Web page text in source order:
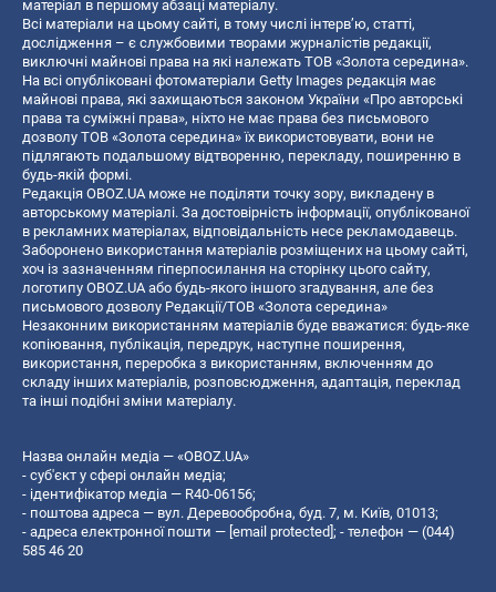
матеріал в першому абзаці матеріалу.
Всі матеріали на цьому сайті, в тому числі інтерв’ю, статті,
дослідження – є службовими творами журналістів редакції,
виключні майнові права на які належать ТОВ «Золота середина».
На всі опубліковані фотоматеріали Getty Images редакція має
майнові права, які захищаються законом України «Про авторські
права та суміжні права», ніхто не має права без письмового
дозволу ТОВ «Золота середина» їх використовувати, вони не
підлягають подальшому відтворенню, перекладу, поширенню в
будь-якій формі.
Редакція OBOZ.UA може не поділяти точку зору, викладену в
авторському матеріалі. За достовірність інформації, опублікованої
в рекламних матеріалах, відповідальність несе рекламодавець.
Заборонено використання матеріалів розміщених на цьому сайті,
хоч із зазначенням гіперпосилання на сторінку цього сайту,
логотипу OBOZ.UA або будь-якого іншого згадування, але без
письмового дозволу Редакції/ТОВ «Золота середина»
Незаконним використанням матеріалів буде вважатися: будь-яке
копiювання, публiкацiя, передрук, наступне поширення,
використання, переробка з використанням, включенням до
складу інших матеріалів, розповсюдження, адаптація, переклад
та інші подібні зміни матеріалу.
Назва онлайн медіа — «OBOZ.UA»
- суб'єкт у сфері онлайн медіа;
- ідентифікатор медіа — R40-06156;
- поштова адреса — вул. Деревообробна, буд. 7, м. Київ, 01013;
- адреса електронної пошти — [email protected]; - телефон — (044)
585 46 20